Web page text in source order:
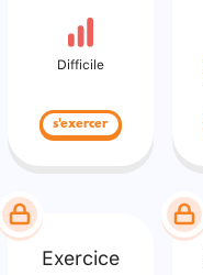
Difficile
s'exercer
Exercice